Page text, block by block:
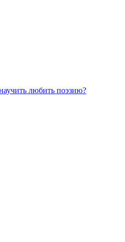
любить поэзию?